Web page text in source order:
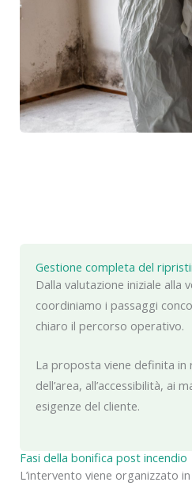
Fasi della bonifica post incendio
L’intervento viene organizzato
Gestione completa del
Dalla valutazione iniziale alla
coordiniamo i passaggi
chiaro il percorso operativo.
La proposta viene definita in
dell’area, all’accessibilità, ai
esigenze del cliente.